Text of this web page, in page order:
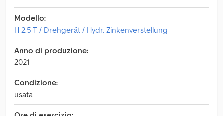
Modello:
H 2.5 T / Drehgerät / Hydr. Zinkenverstellung
Anno di produzione:
2021
Condizione:
usata